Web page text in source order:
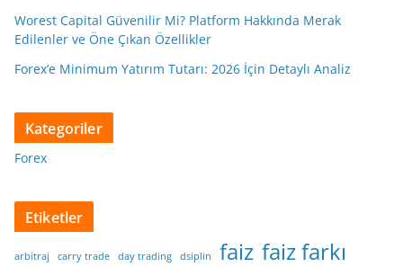
Worest Capital Güvenilir Mi? Platform Hakkında Merak
Edilenler ve Öne Çıkan Özellikler
Forex’e Minimum Yatırım Tutarı: 2026 İçin Detaylı Analiz
Kategoriler
Forex
Etiketler
arbitraj carry trade day trading dsiplin faiz faiz farkı